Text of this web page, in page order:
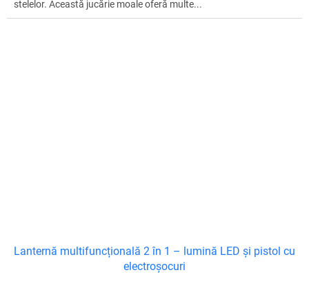
stelelor. Această jucărie moale oferă multe...
Lanternă multifuncțională 2 în 1 – lumină LED și pistol cu
electroșocuri